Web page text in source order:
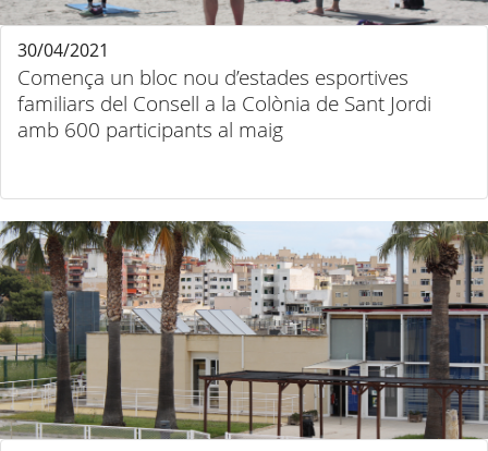
Comença un bloc nou d’estades esportives
familiars del Consell a la Colònia de Sant Jordi
amb 600 participants al maig
30/04/2021